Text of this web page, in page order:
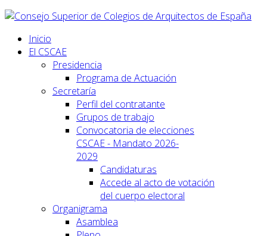
Inicio
El CSCAE
Presidencia
Programa de Actuación
Secretaría
Perfil del contratante
Grupos de trabajo
Convocatoria de elecciones
CSCAE - Mandato 2026-
2029
Candidaturas
Accede al acto de votación
del cuerpo electoral
Organigrama
Asamblea